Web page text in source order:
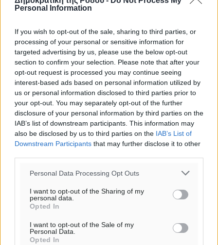
Personal Information
If you wish to opt-out of the sale, sharing to third parties, or
processing of your personal or sensitive information for
targeted advertising by us, please use the below opt-out
section to confirm your selection. Please note that after your
opt-out request is processed you may continue seeing
interest-based ads based on personal information utilized by
us or personal information disclosed to third parties prior to
your opt-out. You may separately opt-out of the further
disclosure of your personal information by third parties on the
IAB’s list of downstream participants. This information may
also be disclosed by us to third parties on the IAB’s List of
Downstream Participants that may further disclose it to other
Personal Data Processing Opt Outs
I want to opt-out of the Sharing of my
personal data.
Opted In
I want to opt-out of the Sale of my
Personal Data.
Opted In
Ροή ειδήσεων
Η Meridiam ξεκλειδώνει τις έρευνες βυθού στη
θαλάσσια περιοχή Κάσου και Καρπάθου
Τοπικές Ειδήσεις• πριν 10 ώρες
Παρουσίαση βιβλίου του Α. Χατζημιχαήλ – Τιμητική
εκδήλωση για τους αυτοδιοικητικούς της Κω
Πολιτιστικά• πριν 11 ώρες
Εγκρίθηκε η ηλεκτρική διασύνδεση Ρόδου και Κω
μέσω υποβρύχιων καλωδίων με την ηπειρωτική
Ελλάδα
Τοπικές Ειδήσεις• πριν 12 ώρες
Νέο ανακαινισμένο δημοτικό τουριστικό γραφείο
στην Πάτμο
Τοπικές Ειδήσεις• πριν 12 ώρες